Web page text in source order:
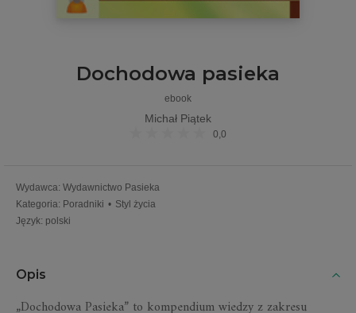
Dochodowa pasieka
ebook
Michał Piątek
0,0
Wydawca: Wydawnictwo Pasieka
Kategoria: Poradniki • Styl życia
Język: polski
Opis
„Dochodowa Pasieka” to kompendium wiedzy z zakresu